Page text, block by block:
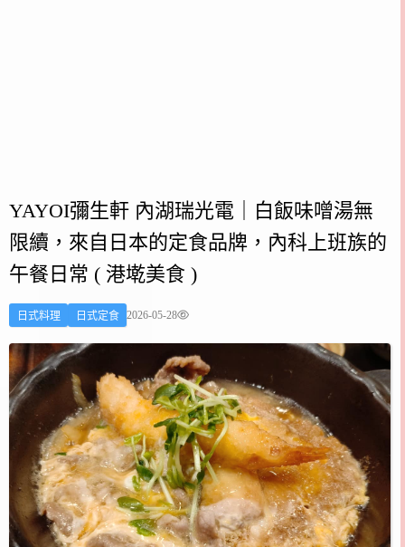
YAYOI彌生軒 內湖瑞光電｜白飯味噌湯無
限續，來自日本的定食品牌，內科上班族的
午餐日常 ( 港墘美食 )
日式料理 日式定食 2026-05-28